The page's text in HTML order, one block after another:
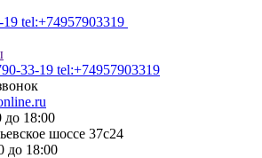
19 tel:+74957903319
33-19 tel:+74957903319
18:00
шоссе 37с24
до 18:00